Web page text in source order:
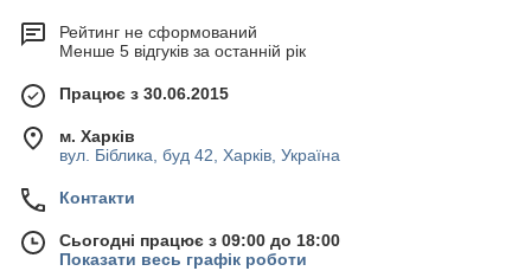
Рейтинг не сформований
Менше 5 відгуків за останній рік
Працює з 30.06.2015
м. Харків
вул. Біблика, буд 42, Харків, Україна
Контакти
Сьогодні працює з 09:00 до 18:00
Показати весь графік роботи